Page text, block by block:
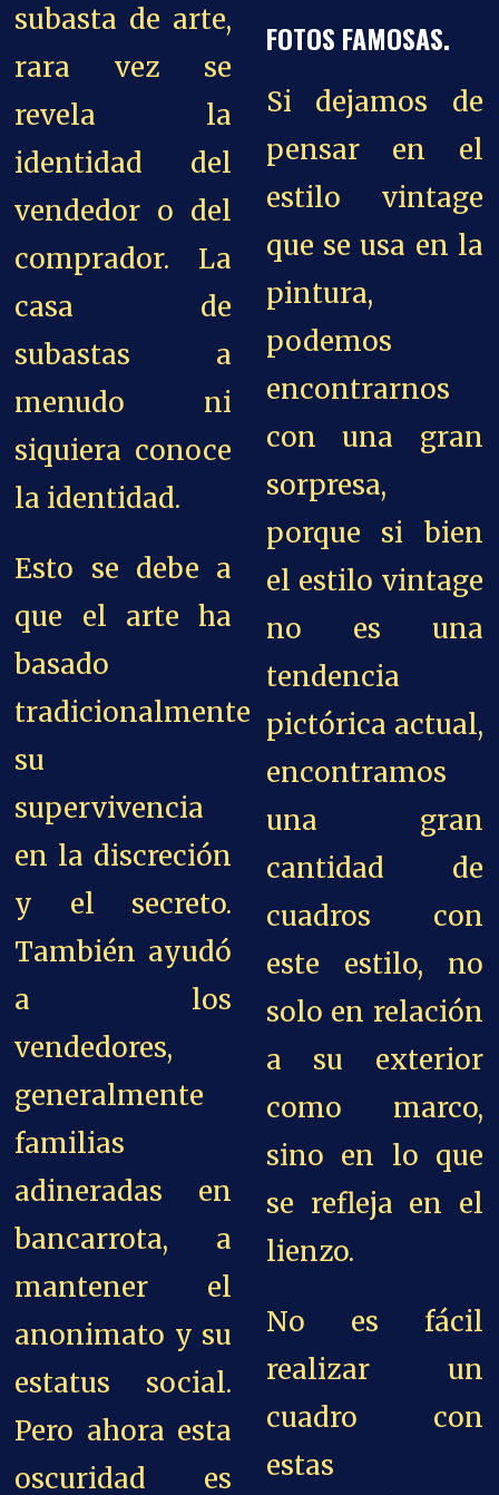
subasta de arte,
rara vez se
revela la
identidad del
vendedor o del
comprador. La
casa de
subastas a
menudo ni
siquiera conoce
la identidad.
Esto se debe a
que el arte ha
basado
tradicionalmente
su
supervivencia
en la discreción
y el secreto.
También ayudó
a los
vendedores,
generalmente
familias
adineradas en
bancarrota, a
mantener el
anonimato y su
estatus social.
Pero ahora esta
oscuridad es
FOTOS FAMOSAS.
Si dejamos de
pensar en el
estilo vintage
que se usa en la
pintura,
podemos
encontrarnos
con una gran
sorpresa,
porque si bien
el estilo vintage
no es una
tendencia
pictórica actual,
encontramos
una gran
cantidad de
cuadros con
este estilo, no
solo en relación
a su exterior
como marco,
sino en lo que
se refleja en el
lienzo.
No es fácil
realizar un
cuadro con
estas